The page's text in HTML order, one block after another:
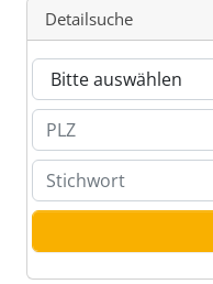
Detailsuche
Branche
PLZ
Stichwort